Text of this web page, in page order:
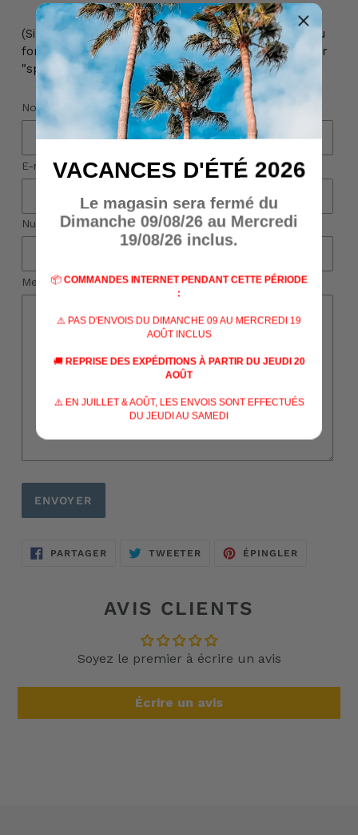
(Si vous n'avez pas reçu de réponse à votre mail ou
formulaire de contact, veuillez vérifier votre dossier
"spams")
Nom
E-mail *
Numéro de téléphone
Message
PARTAGERPARTAGER
SUR
TWEETER TWEETERÉPINGLER
AVIS CLIENTS
Soyez le premier à écrire un avis
Écrire un avis
VACANCES D'ÉTÉ 2026
Le magasin sera fermé du
Dimanche 09/08/26 au Mercredi
19/08/26 inclus.
📦 COMMANDES INTERNET PENDANT CETTE PÉRIODE
:
⚠️ PAS D'ENVOIS DU DIMANCHE 09 AU MERCREDI 19
AOÛT INCLUS
🚚 REPRISE DES EXPÉDITIONS À PARTIR DU JEUDI 20
AOÛT
⚠️ EN JUILLET & AOÛT, LES ENVOIS SONT EFFECTUÉS
DU JEUDI AU SAMEDI